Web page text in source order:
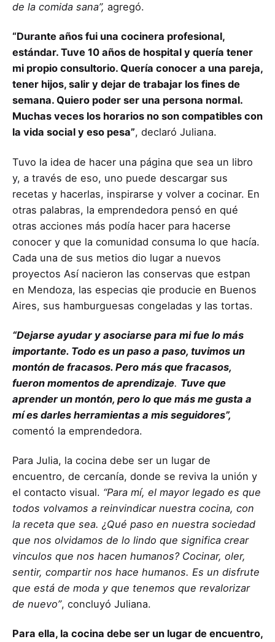
de la comida sana”, agregó.
“Durante años fui una cocinera profesional,
estándar. Tuve 10 años de hospital y quería tener
mi propio consultorio. Quería conocer a una pareja,
tener hijos, salir y dejar de trabajar los fines de
semana. Quiero poder ser una persona normal.
Muchas veces los horarios no son compatibles con
la vida social y eso pesa”, declaró Juliana.
Tuvo la idea de hacer una página que sea un libro
y, a través de eso, uno puede descargar sus
recetas y hacerlas, inspirarse y volver a cocinar. En
otras palabras, la emprendedora pensó en qué
otras acciones más podía hacer para hacerse
conocer y que la comunidad consuma lo que hacía.
Cada una de sus metios dio lugar a nuevos
proyectos Así nacieron las conservas que estpan
en Mendoza, las especias qie producie en Buenos
Aires, sus hamburguesas congeladas y las tortas.
“Dejarse ayudar y asociarse para mi fue lo más
importante. Todo es un paso a paso, tuvimos un
montón de fracasos. Pero más que fracasos,
fueron momentos de aprendizaje. Tuve que
aprender un montón, pero lo que más me gusta a
mí es darles herramientas a mis seguidores”,
comentó la emprendedora.
Para Julia, la cocina debe ser un lugar de
encuentro, de cercanía, donde se reviva la unión y
el contacto visual. “Para mí, el mayor legado es que
todos volvamos a reinvindicar nuestra cocina, con
la receta que sea. ¿Qué paso en nuestra sociedad
que nos olvidamos de lo lindo que significa crear
vinculos que nos hacen humanos? Cocinar, oler,
sentir, compartir nos hace humanos. Es un disfrute
que está de moda y que tenemos que revalorizar
de nuevo”, concluyó Juliana.
Para ella, la cocina debe ser un lugar de encuentro,